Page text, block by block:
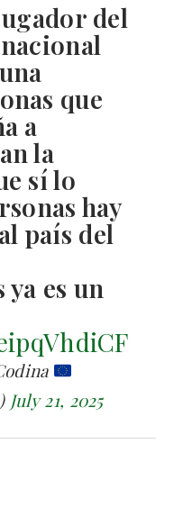
del
que
a
la
sí lo
hay
país del
es un
July 21, 2025